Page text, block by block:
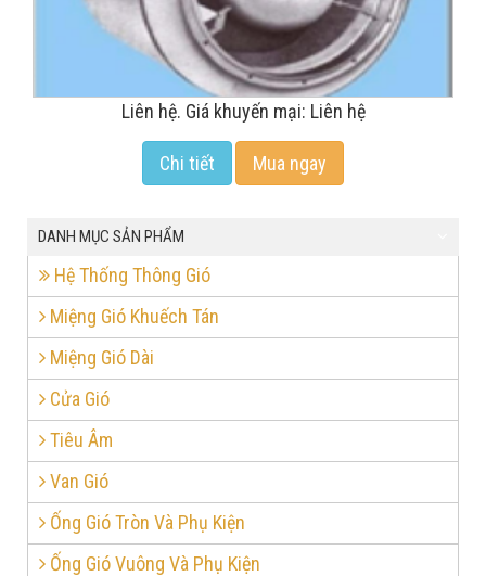
Liên hệ. Giá khuyến mại: Liên hệ
Chi tiết Mua ngay
DANH MỤC SẢN PHẨM
Hệ Thống Thông Gió
Miệng Gió Khuếch Tán
Miệng Gió Dài
Cửa Gió
Tiêu Âm
Van Gió
Ống Gió Tròn Và Phụ Kiện
Ống Gió Vuông Và Phụ Kiện